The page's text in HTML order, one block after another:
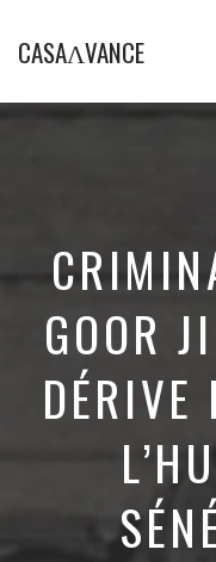
CASAɅVANCE
Casamance
GOOR
DÉRIVE